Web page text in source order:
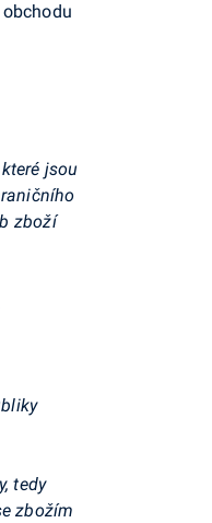
jsou
zboží
tedy
zbožím